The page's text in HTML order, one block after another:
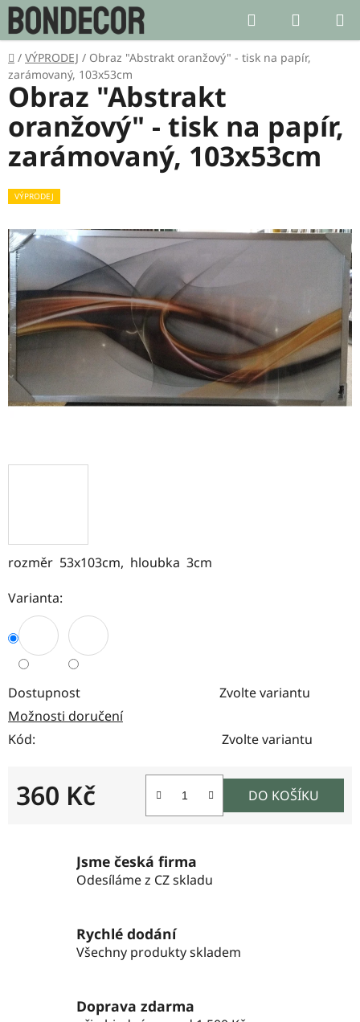
Přejít
na
obsah
Hledat
KOŠÍK
Domů
/ VÝPRODEJ / Obraz "Abstrakt oranžový" - tisk na papír,
zarámovaný, 103x53cm
rozměr 53x103cm, hloubka 3cm
Varianta:
Dostupnost
Zvolte variantu
Možnosti doručení
Kód:
Zvolte variantu
360 Kč DO KOŠÍKU
Obraz "Abstrakt
oranžový" - tisk na papír,
zarámovaný, 103x53cm
VÝPRODEJ
Jsme česká firma
Odesíláme z CZ skladu
Rychlé dodání
Všechny produkty skladem
Doprava zdarma